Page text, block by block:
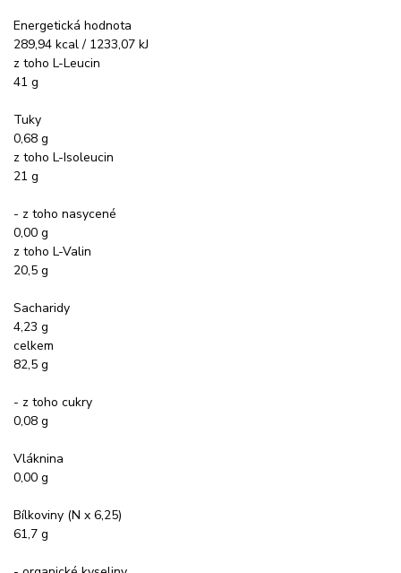
Energetická hodnota
289,94 kcal / 1233,07 kJ
z toho L-Leucin
41 g
Tuky
0,68 g
z toho L-Isoleucin
21 g
- z toho nasycené
0,00 g
z toho L-Valin
20,5 g
Sacharidy
4,23 g
celkem
82,5 g
- z toho cukry
0,08 g
Vláknina
0,00 g
Bílkoviny (N x 6,25)
61,7 g